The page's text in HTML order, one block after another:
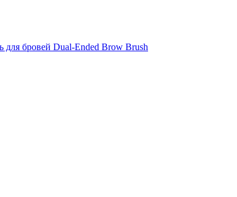
для бровей Dual-Ended Brow Brush